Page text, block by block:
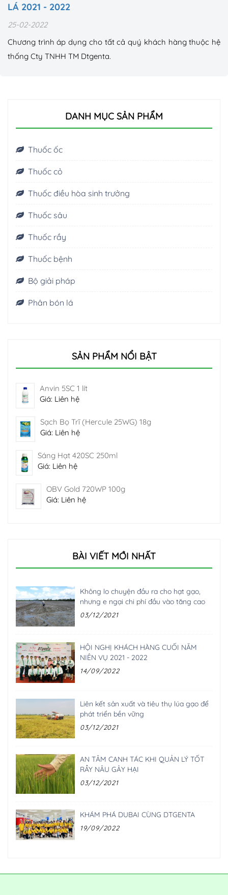
LÁ 2021 - 2022
25-02-2022
Chương trình áp dụng cho tất cả quý khách hàng thuộc hệ
thống Cty TNHH TM Dtgenta.
DANH MỤC SẢN PHẨM
Thuốc ốc
Thuốc cỏ
Thuốc điều hòa sinh trưởng
Thuốc sâu
Thuốc rầy
Thuốc bệnh
Bộ giải pháp
Phân bón lá
SẢN PHẨM NỔI BẬT
Anvin 5SC 1 lít
Giá: Liên hệ
Sạch Bọ Trĩ (Hercule 25WG) 18g
Giá: Liên hệ
Sáng Hạt 420SC 250ml
Giá: Liên hệ
OBV Gold 720WP 100g
Giá: Liên hệ
BÀI VIẾT MỚI NHẤT
Không lo chuyện đầu ra cho hạt gạo,
nhưng e ngại chi phí đầu vào tăng cao
03/12/2021
HỘI NGHỊ KHÁCH HÀNG CUỐI NĂM
NIÊN VỤ 2021 - 2022
14/09/2022
Liên kết sản xuất và tiêu thụ lúa gạo để
phát triển bền vững
03/12/2021
AN TÂM CANH TÁC KHI QUẢN LÝ TỐT
RẦY NÂU GÂY HẠI
03/12/2021
KHÁM PHÁ DUBAI CÙNG DTGENTA
19/09/2022